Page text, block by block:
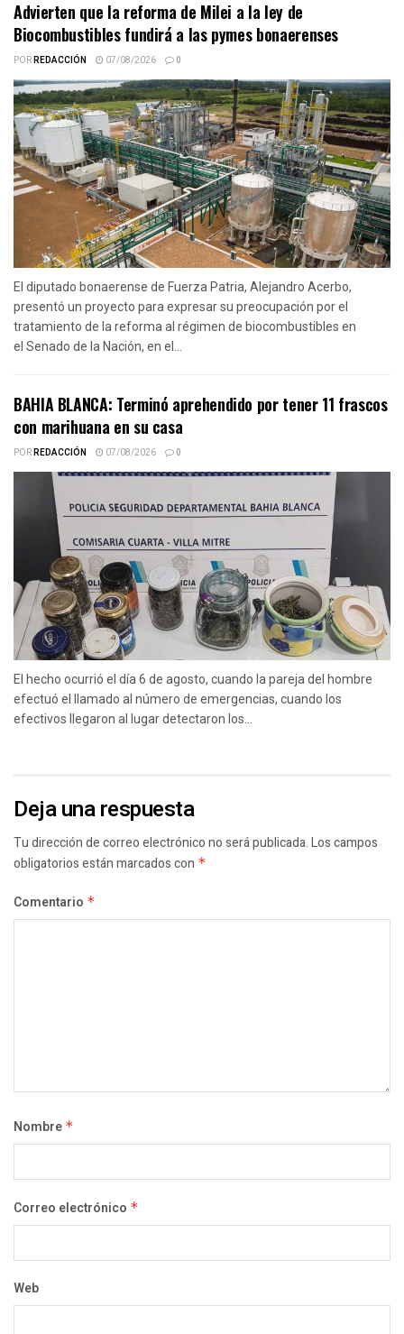
Advierten que la reforma de Milei a la ley de
Biocombustibles fundirá a las pymes bonaerenses
PORREDACCIÓN 07/08/2026 0
El diputado bonaerense de Fuerza Patria, Alejandro Acerbo,
presentó un proyecto para expresar su preocupación por el
tratamiento de la reforma al régimen de biocombustibles en
el Senado de la Nación, en el...
BAHIA BLANCA: Terminó aprehendido por tener 11 frascos
con marihuana en su casa
PORREDACCIÓN 07/08/2026 0
El hecho ocurrió el día 6 de agosto, cuando la pareja del hombre
efectuó el llamado al número de emergencias, cuando los
efectivos llegaron al lugar detectaron los...
Deja una respuesta
Tu dirección de correo electrónico no será publicada.Los campos
obligatorios están marcados con *
Comentario *
Nombre *
Correo electrónico *
Web